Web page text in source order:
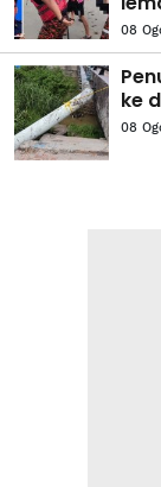
08
ke
08